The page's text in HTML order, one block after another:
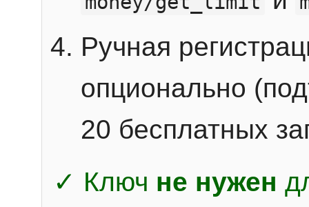
Ручная
опционально
20 бесплатных
✓ Ключ не нужен